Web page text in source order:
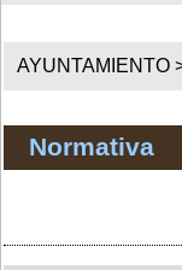
AYUNTAMIENTO
Normativa